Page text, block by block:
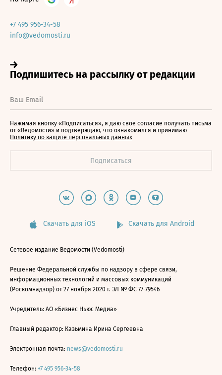
+7 495 956-34-58
info@vedomosti.ru
Нажимая кнопку «Подписаться», я даю свое согласие получать письма
от «Ведомости» и подтверждаю, что ознакомился и принимаю
Политику по защите персональных данных
Скачать для iOS Скачать для Android
Сетевое издание Ведомости (Vedomosti)
Решение Федеральной службы по надзору в сфере связи,
информационных технологий и массовых коммуникаций
(Роскомнадзор) от 27 ноября 2020 г. ЭЛ № ФС 77-79546
Учредитель: АО «Бизнес Ньюс Медиа»
Главный редактор: Казьмина Ирина Сергеевна
Электронная почта: news@vedomosti.ru
Телефон: +7 495 956-34-58